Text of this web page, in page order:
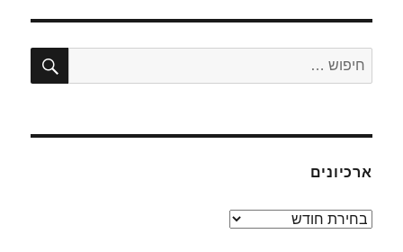
חפש:
ארכיונים
ארכיונים